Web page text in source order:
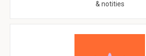
& notities